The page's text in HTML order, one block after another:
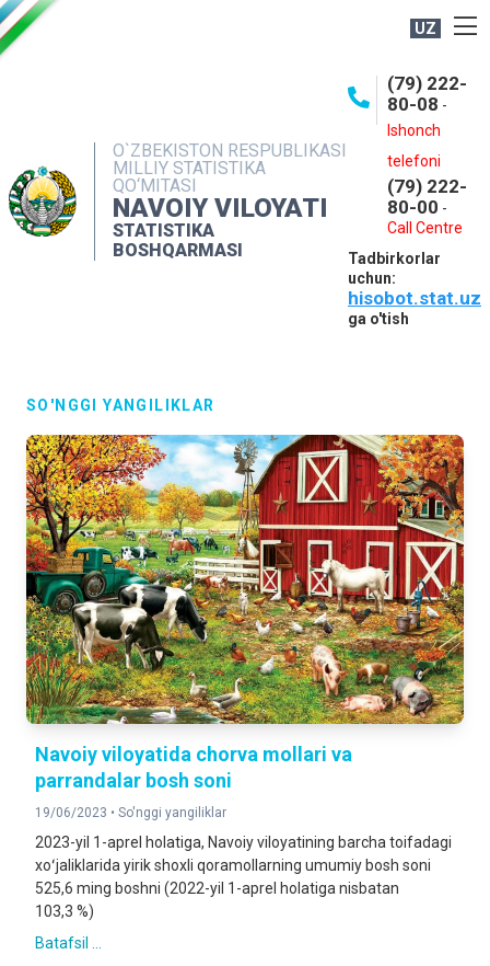
UZ
O`ZBEKISTON RESPUBLIKASI
MILLIY STATISTIKA
QO‘MITASI
NAVOIY VILOYATI
STATISTIKA
BOSHQARMASI
(79) 222-
80-08 -
Ishonch
telefoni
(79) 222-
80-00 -
Call Centre
Tadbirkorlar
uchun:
hisobot.stat.uz
ga o'tish
OCHIQ MA'LUMOTLAR
INTERAKTIV XIZMATLAR
MUROJAATLAR
SO'NGGI YANGILIKLAR
Navoiy viloyatida chorva mollari va
parrandalar bosh soni
19/06/2023 • So'nggi yangiliklar
2023-yil 1-aprel holatiga, Navoiy viloyatining barcha toifadagi
xoʻjaliklarida yirik shoxli qoramollarning umumiy bosh soni
525,6 ming boshni (2022-yil 1-aprel holatiga nisbatan
103,3 %)
Batafsil ...